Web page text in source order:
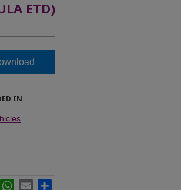
ETD)
IN
LinkedInWhatsApp
Email